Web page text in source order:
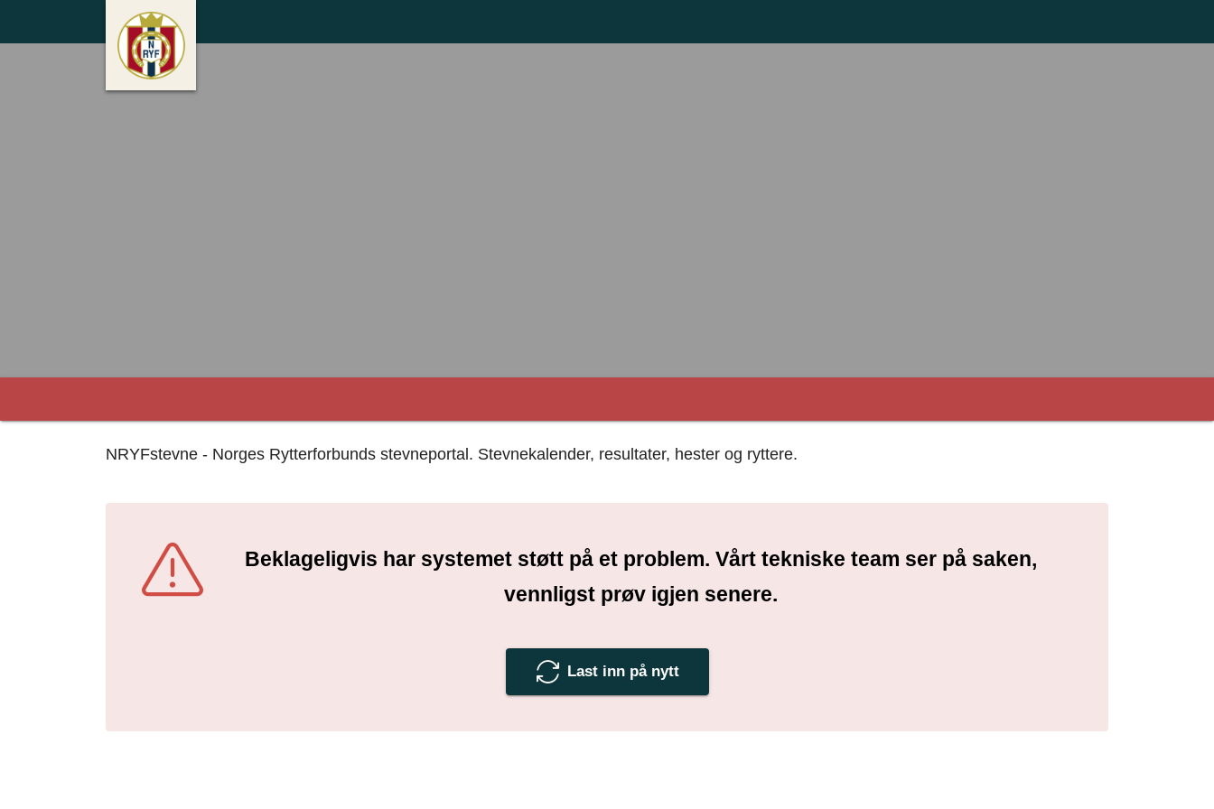
NRYFstevne - Norges Rytterforbunds stevneportal. Stevnekalender, resultater, hester og ryttere.
Beklageligvis har systemet støtt på et problem. Vårt tekniske team ser på saken,
vennligst prøv igjen senere.
Last inn på nytt